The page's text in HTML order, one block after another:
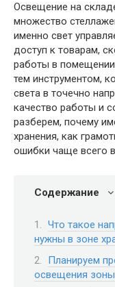
Освещение на
множество
именно свет
доступ к товарам,
работы в
тем инструментом,
света в точечно
качество работы и
разберем, почему
хранения, как
ошибки чаще всего
Содержание
Что такое
нужны в зоне
Планируем
освещения зоны